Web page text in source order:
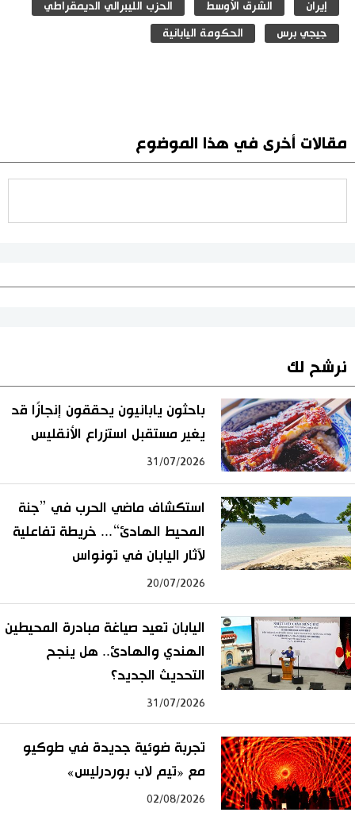
إيران الشرق الأوسط الحزب الليبرالي الديمقراطي
جيجي برس الحكومة اليابانية
مقالات أخرى في هذا الموضوع
نرشح لك
باحثون يابانيون يحققون إنجازًا قد
يغير مستقبل استزراع الأنقليس
31/07/2026
استكشاف ماضي الحرب في ”جنة
المحيط الهادئ“... خريطة تفاعلية
لآثار اليابان في تونواس
20/07/2026
اليابان تعيد صياغة مبادرة المحيطين
الهندي والهادئ.. هل ينجح
التحديث الجديد؟
31/07/2026
تجربة ضوئية جديدة في طوكيو
مع «تيم لاب بوردرليس»
02/08/2026